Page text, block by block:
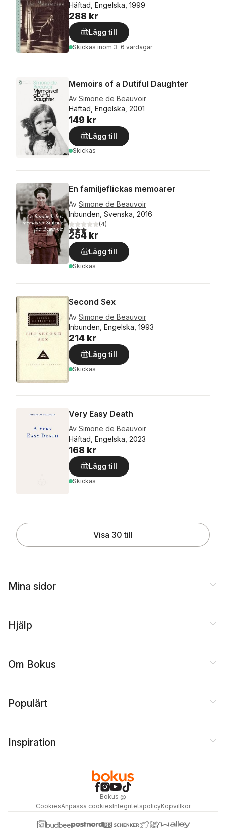
Häftad, Engelska, 1999
288 kr
Lägg till
Skickas inom 3-6 vardagar
Memoirs of a Dutiful Daughter
Av Simone de Beauvoir
Häftad, Engelska, 2001
149 kr
Lägg till
Skickas
En familjeflickas memoarer
Av Simone de Beauvoir
Inbunden, Svenska, 2016
3,0utav 5 stjärnor. Totalt antal röster:
(4)
254 kr
Lägg till
Skickas
Second Sex
Av Simone de Beauvoir
Inbunden, Engelska, 1993
214 kr
Lägg till
Skickas
Very Easy Death
Av Simone de Beauvoir
Häftad, Engelska, 2023
168 kr
Lägg till
Skickas
Visa 30 till
Mina sidor
Hjälp
Om Bokus
Populärt
Inspiration
Bokus @
CookiesAnpassa cookiesIntegritetspolicyKöpvillkor